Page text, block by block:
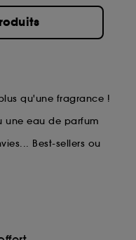
qu'une fragrance !
une eau de parfum
Best-sellers ou